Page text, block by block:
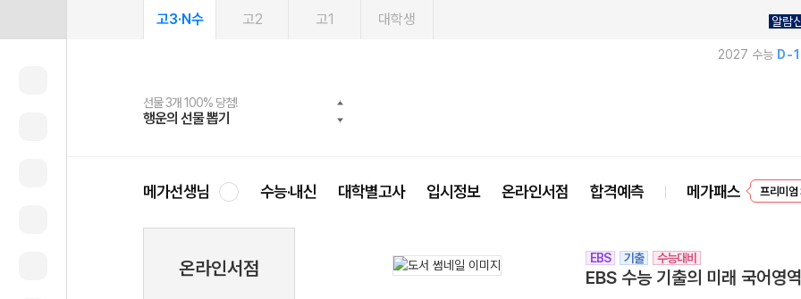
고3·N수 고2 고1 대학생 알람
2027 수능 D-
선물 3개 100% 당첨!
행운의 선물 뽑기
선물 100% 증정!
메가스터디 X 올리브
여름방학 스터디 캐시백
메가런 썸머스쿨
2027 러셀 단과
강사 공개선발
스마트러닝앱
설문 EVENT
메가패스
3일 무료 체험권
메가패스 수강생 무료혜택!
메가클럽 멤버십
사회공헌 캠페인
희망이룸 메가나눔
메가선생님 수능·내신 대학별고사 입시정보 온라인서점 합격예측 메가패스
프리미
온라인서점 EBS 기출 수능대비
EBS 수능 기출의 미래 국어